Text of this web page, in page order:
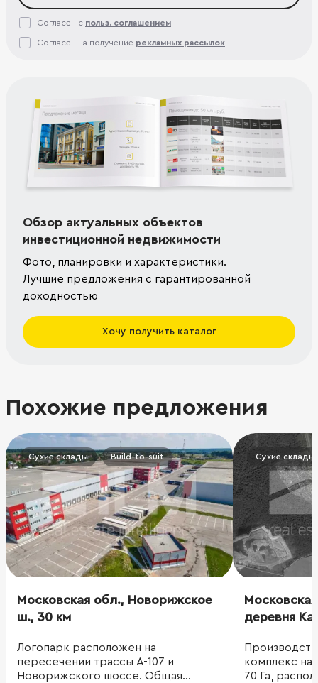
Согласен с польз. соглашением
Согласен на получение рекламных рассылок
Обзор актуальных объектов
инвестиционной недвижимости
Фото, планировки и характеристики.
Лучшие предложения с гарантированной
доходностью
Хочу получить каталог
Похожие предложения
Сухие склады Build-to-suit
Московская обл., Новорижское
ш., 30 км
Логопарк расположен на
пересечении трассы А-107 и
Новорижского шоссе. Общая
Сухие склады
деревня
комплекс
70 Га,